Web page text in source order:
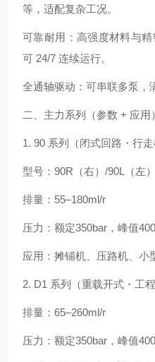
等，适配复杂工况。
可靠耐用：高强度材料与
可 24/7 连续运行。
全通轴驱动：可串联多泵，
二、主力系列（参数 + 应用）
1. 90 系列（闭式回路・行走
型号：90R（右）/90L（左）
排量：55–180ml/r
压力：额定350bar，峰值
应用：摊铺机、压路机、小
2. D1 系列（重载开式・工程
排量：65–260ml/r
压力：额定350bar，峰值